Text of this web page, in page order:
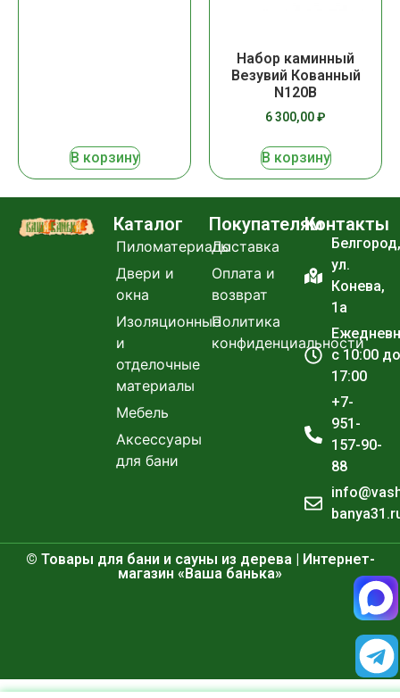
В корзину
Набор каминный
Везувий Кованный
N120B
6 300,00₽
В корзину
Каталог
Пиломатериалы
Двери и
окна
Изоляционные
и
отделочные
материалы
Мебель
Аксессуары
для бани
Покупателям
Доставка
Оплата и
возврат
Политика
конфиденциальности
Контакты
Белгород,
ул.
Конева,
1а
с 10:00 до
17:00
+7-
951-
157-90-
88
© Товары для бани и сауны из дерева | Интернет-
магазин «Ваша банька»